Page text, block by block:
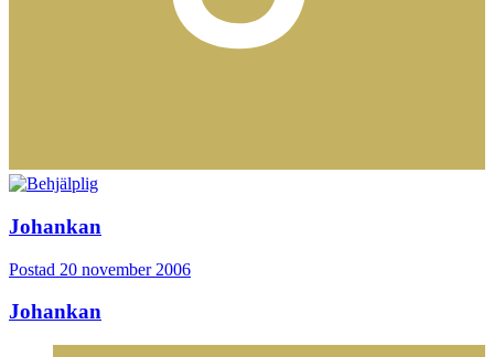
Johankan
Postad 20 november 2006
Johankan